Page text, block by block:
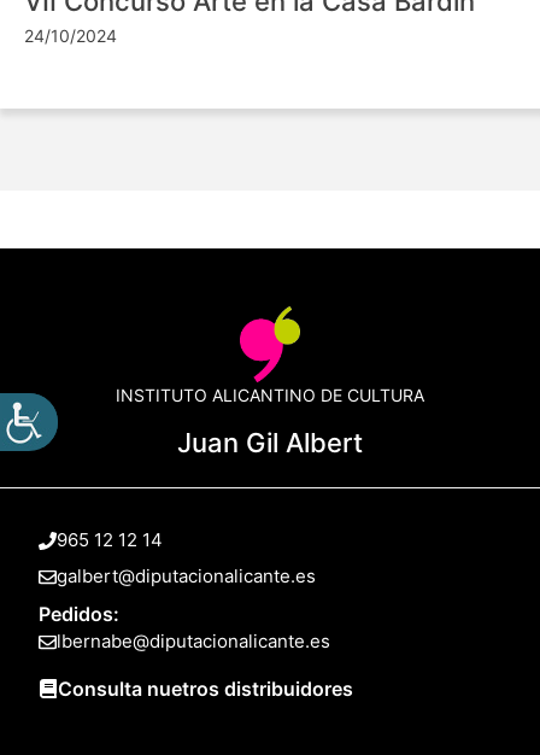
24/10/2024
INSTITUTO ALICANTINO DE CULTURA
Juan Gil Albert
965 12 12 14
galbert@diputacionalicante.es
Pedidos:
lbernabe@diputacionalicante.es
Consulta nuetros distribuidores